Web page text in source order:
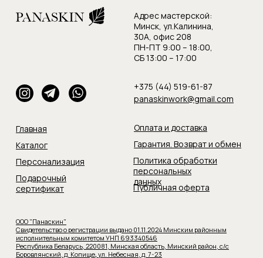
Главная
Политика обработки
персональных
данных
Публичная оферта
Оплата и доставка
Гарантия. Возврат и обмен
Подарочный
сертификат
Персонализация
Каталог
ООО "Панаскин"
Свидетельство о регистрации выдано 01.11.2024 Минским районным
исполнительным комитетом УНП 693340546
Республика Беларусь, 220081, Минская область, Минский район, с/с
Боровлянский, д. Копище,ул. Небесная, д. 7-23
+375 (44) 519-61-87
panaskinwork@gmail.com
Адрес мастерской:
Минск, ул.Калинина,
30А, офис 208
ПН-ПТ 9:00 – 18:00,
СБ 13:00 – 17:00